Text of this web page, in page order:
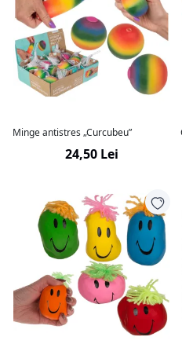
Minge antistres „Curcubeu”
24,50 Lei